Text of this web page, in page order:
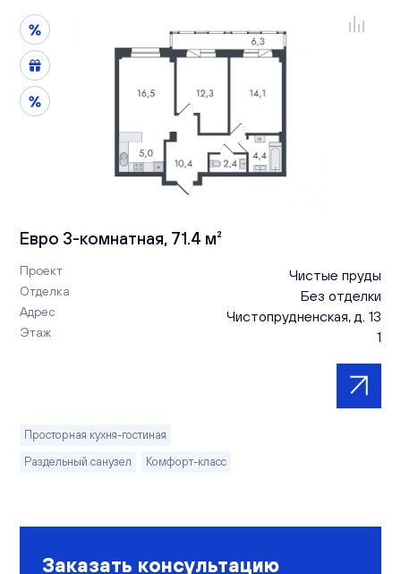
Евро 3-комнатная, 71.4 м²
Проект Чистые пруды
Отделка Без отделки
Адрес Чистопрудненская, д. 13
Этаж 1
Просторная кухня-гостиная
Раздельный санузел
Комфорт-класс
Заказать консультацию